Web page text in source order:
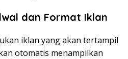
dan Format Iklan
iklan yang akan tertampil
otomatis menampilkan